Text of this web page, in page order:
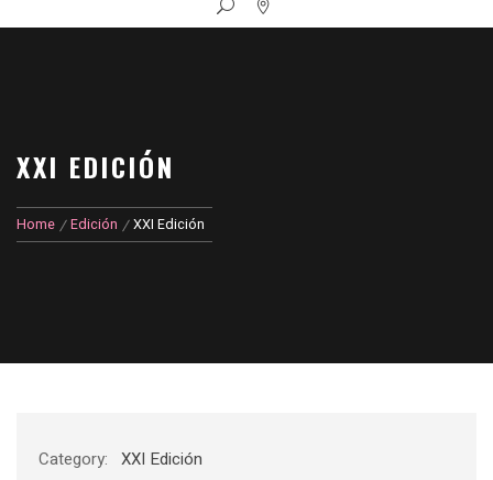
XXI EDICIÓN
Home Edición XXI Edición
Category: XXI Edición